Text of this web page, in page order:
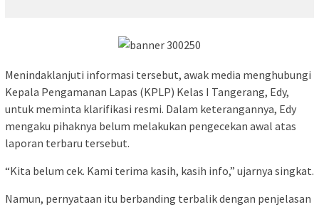
Menindaklanjuti informasi tersebut, awak media menghubungi
Kepala Pengamanan Lapas (KPLP) Kelas I Tangerang, Edy,
untuk meminta klarifikasi resmi. Dalam keterangannya, Edy
mengaku pihaknya belum melakukan pengecekan awal atas
laporan terbaru tersebut.
“Kita belum cek. Kami terima kasih, kasih info,” ujarnya singkat.
Namun, pernyataan itu berbanding terbalik dengan penjelasan